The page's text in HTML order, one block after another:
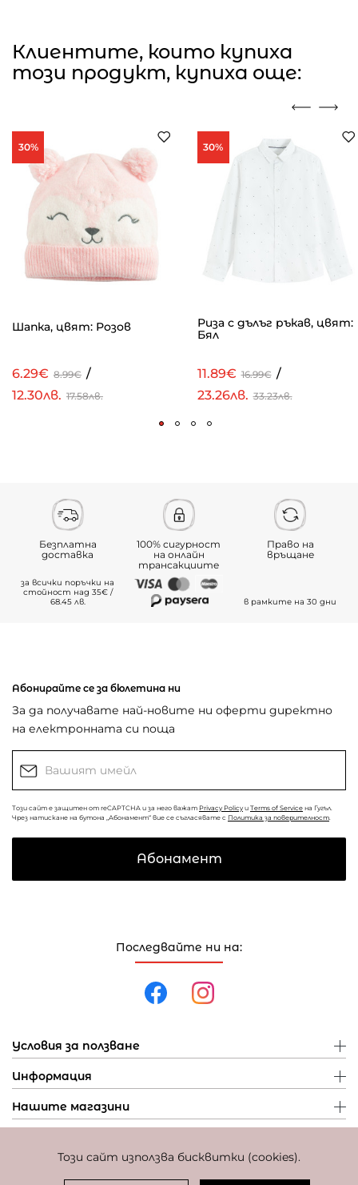
Този сайт използва бисквитки (cookies).
Клиентите, които купиха
този продукт, купиха още:
30%
Шапка, цвят: Розов
6.29€ 8.99€ /
12.30лв. 17.58лв.
30%
Риза с дълъг ръкав, цвят:
Бял
11.89€ 16.99€ /
23.26лв. 33.23лв.
Безплатна
доставка
за всички поръчки на
стойност над 35€ /
68.45 лв.
100% сигурност
на онлайн
трансакциите
Право на
връщане
в рамките на 30 дни
Последвайте ни на:
Условия за ползване
Информация
Нашите магазини
Абонирайте се за бюлетина ни
За да получавате най-новите ни оферти директно
на електронната си поща
Този сайт е защитен от reCAPTCHA и за него важат Privacy Policy и Terms of Service на Гугъл.
Чрез натискане на бутона „Абонамент“ вие се съгласявате с Политика за поверителност
Абонамент